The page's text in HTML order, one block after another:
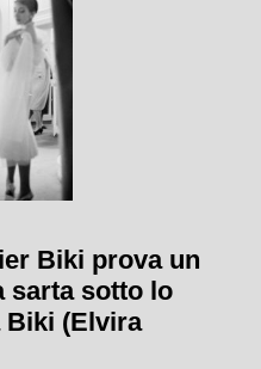
Biki prova un
sarta sotto lo
Biki (Elvira